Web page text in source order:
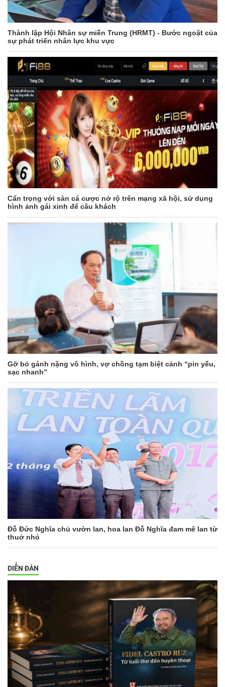
Thành lập Hội Nhân sự miền Trung (HRMT) - Bước ngoặt của
sự phát triển nhân lực khu vực
Cẩn trọng với sàn cá cược nở rộ trên mạng xã hội, sử dụng
hình ảnh gái xinh để câu khách
Gỡ bỏ gánh nặng vô hình, vợ chồng tạm biệt cảnh “pin yếu,
sạc nhanh”
Đỗ Đức Nghĩa chủ vườn lan, hoa lan Đỗ Nghĩa đam mê lan từ
thuở nhỏ
DIỄN ĐÀN